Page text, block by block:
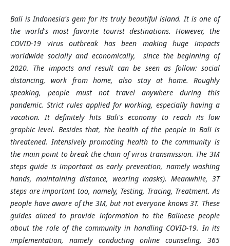
Bali is Indonesia's gem for its truly beautiful island. It is one of
the world's most favorite tourist destinations. However, the
COVID-19 virus outbreak has been making huge impacts
worldwide socially and economically, since the beginning of
2020. The impacts and result can be seen as follow: social
distancing, work from home, also stay at home. Roughly
speaking, people must not travel anywhere during this
pandemic. Strict rules applied for working, especially having a
vacation. It definitely hits Bali's economy to reach its low
graphic level. Besides that, the health of the people in Bali is
threatened. Intensively promoting health to the community is
the main point to break the chain of virus transmission. The 3M
steps guide is important as early prevention, namely washing
hands, maintaining distance, wearing masks). Meanwhile, 3T
steps are important too, namely, Testing, Tracing, Treatment. As
people have aware of the 3M, but not everyone knows 3T. These
guides aimed to provide information to the Balinese people
about the role of the community in handling COVID-19. In its
implementation, namely conducting online counseling, 365